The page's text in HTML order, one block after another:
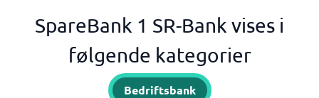
SpareBank 1 SR-Bank vises i
følgende kategorier
Bedriftsbank